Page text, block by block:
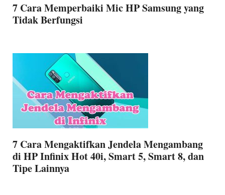
7 Cara Memperbaiki Mic HP Samsung yang
Tidak Berfungsi
7 Cara Mengaktifkan Jendela Mengambang
di HP Infinix Hot 40i, Smart 5, Smart 8, dan
Tipe Lainnya